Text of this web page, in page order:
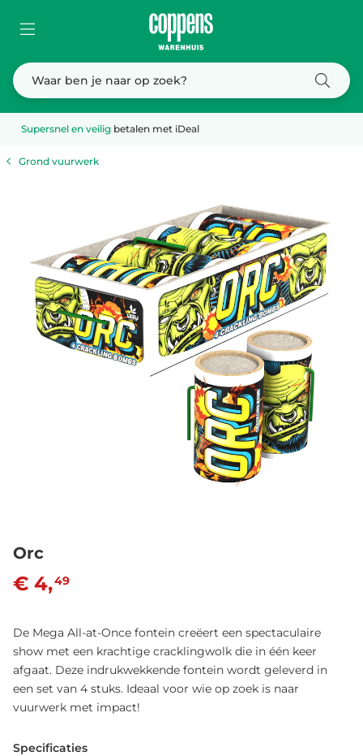
Supersnel en veilig betalen met iDeal
Grond vuurwerk
Orc
€ 4,49
De Mega All-at-Once fontein creëert een spectaculaire
show met een krachtige cracklingwolk die in één keer
afgaat. Deze indrukwekkende fontein wordt geleverd in
een set van 4 stuks. Ideaal voor wie op zoek is naar
vuurwerk met impact!
Specificaties